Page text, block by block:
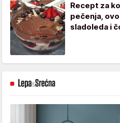
Recept za
pečenja,
sladoleda i